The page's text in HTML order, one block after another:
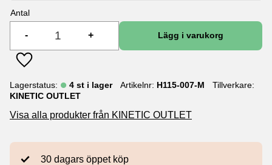
Antal
+
-
Lägg till i favoriter
Lagerstatus 4 st i lager Artikelnr H115-007-M
Tillverkare
KINETIC OUTLET
Visa alla produkter från KINETIC OUTLET
30 dagars öppet köp